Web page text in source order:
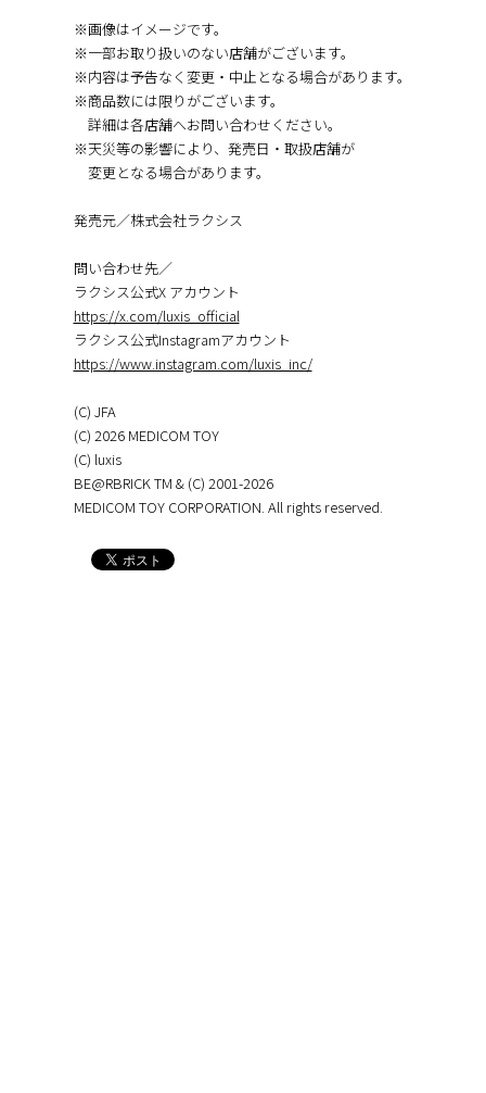
※画像はイメージです。
※⼀部お取り扱いのない店舗がございます。
※内容は予告なく変更・中⽌となる場合があります。
※商品数には限りがございます。
詳細は各店舗へお問い合わせください。
※天災等の影響により、発売⽇・取扱店舗が
変更となる場合があります。
発売元／株式会社ラクシス
問い合わせ先／
ラクシス公式X アカウント
https://x.com/luxis_official
ラクシス公式Instagramアカウント
https://www.instagram.com/luxis_inc/
(C) JFA
(C) 2026 MEDICOM TOY
(C) luxis
BE@RBRICK TM & (C) 2001-2026
MEDICOM TOY CORPORATION. All rights reserved.